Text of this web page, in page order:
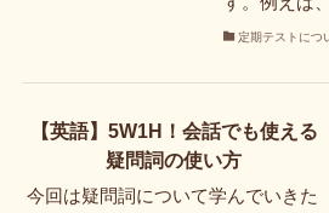
定期テストにつ
【英語】5W1H！会話でも使える
疑問詞の使い方
今回は疑問詞について学んでいきた